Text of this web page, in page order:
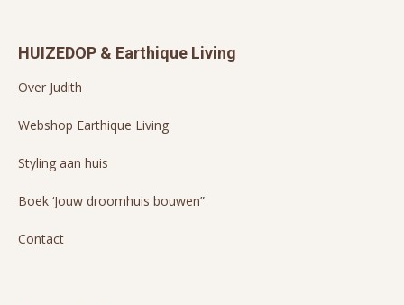
HUIZEDOP & Earthique Living
Over Judith
Webshop Earthique Living
Styling aan huis
Boek ‘Jouw droomhuis bouwen”
Contact